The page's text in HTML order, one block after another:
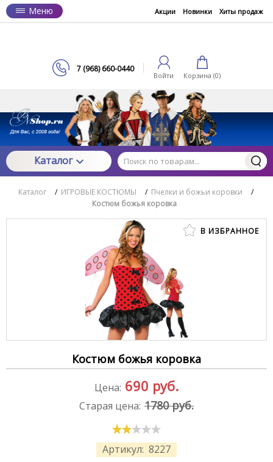
Меню Акции Новинки Хиты продаж
7 (968) 660-0440
Войти Корзина (0)
Каталог
Каталог / ИГРОВЫЕ КОСТЮМЫ / Пчелки и божьи коровки
/
Костюм божья коровка
В ИЗБРАННОЕ
Костюм божья коровка
Артикул: 8227
Цена: 690 руб.
Старая цена: 1780 руб.